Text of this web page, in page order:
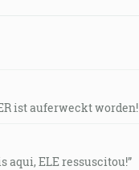
ist auferweckt worden!
aqui, ELE ressuscitou!”